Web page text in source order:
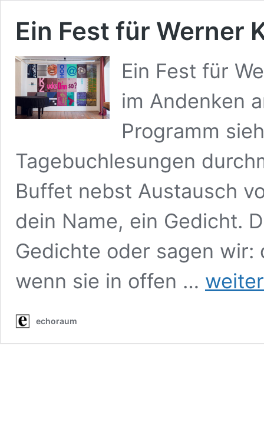
Ein Fest für Werner
Ein Fest für
im Andenken
Programm
Tagebuchlesungen
Buffet nebst Austausch
dein Name, ein Gedicht.
Gedichte oder sagen
wenn sie in offen …
Fest
echoraum